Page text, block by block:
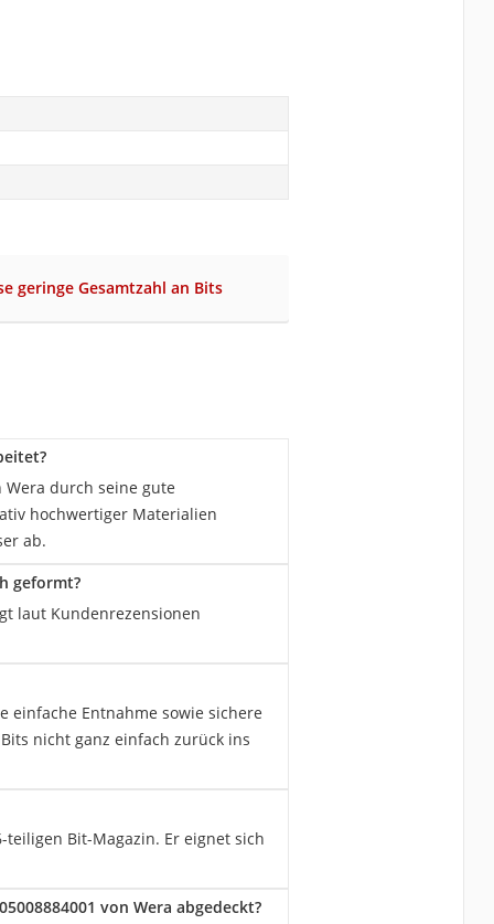
geringe Gesamtzahl an Bits
Wera durch seine gute
hochwertiger Materialien
ab.
geformt?
laut Kundenrezensionen
einfache Entnahme sowie sichere
nicht ganz einfach zurück ins
Bit-Magazin. Er eignet sich
von Wera abgedeckt?